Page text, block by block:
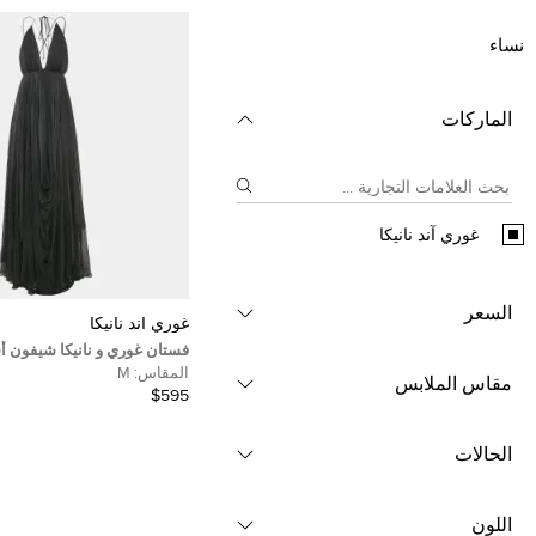
نساء
الماركات
غوري آند نانيكا
السعر
مقاس الملابس
الحالات
اللون
غوري آند نانيكا
فستان غوري و نانيكا شيفون
ماكسي مقاس متوسط (ميديم)
المقاس: M
$595